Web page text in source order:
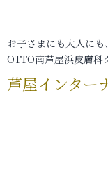
お子さまにも大人にも
OTTO南芦屋浜皮膚科
芦屋インター